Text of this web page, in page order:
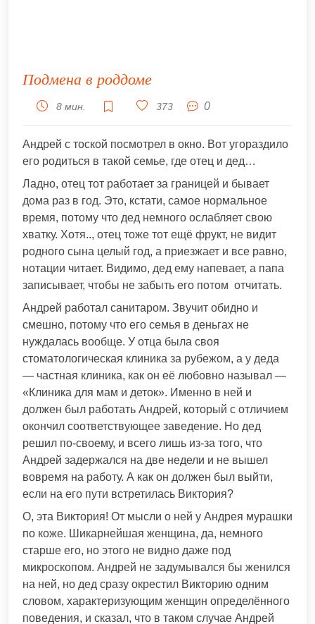
Подмена в роддоме
8 мин. 373 0
Андрей с тоской посмотрел в окно. Вот угораздило
его родиться в такой семье, где отец и дед…
Ладно, отец тот работает за границей и бывает
дома раз в год. Это, кстати, самое нормальное
время, потому что дед немного ослабляет свою
хватку. Хотя.., отец тоже тот ещё фрукт, не видит
родного сына целый год, а приезжает и все равно,
нотации читает. Видимо, дед ему напевает, а папа
записывает, чтобы не забыть его потом отчитать.
Андрей работал санитаром. Звучит обидно и
смешно, потому что его семья в деньгах не
нуждалась вообще. У отца была своя
стоматологическая клиника за рубежом, а у деда
— частная клиника, как он её любовно называл —
«Клиника для мам и деток». Именно в ней и
должен был работать Андрей, который с отличием
окончил соответствующее заведение. Но дед
решил по-своему, и всего лишь из-за того, что
Андрей задержался на две недели и не вышел
вовремя на работу. А как он должен был выйти,
если на его пути встретилась Виктория?
О, эта Виктория! От мысли о ней у Андрея мурашки
по коже. Шикарнейшая женщина, да, немного
старше его, но этого не видно даже под
микроскопом. Андрей не задумывался бы женился
на ней, но дед сразу окрестил Викторию одним
словом, характеризующим женщин определённого
поведения, и сказал, что в таком случае Андрей